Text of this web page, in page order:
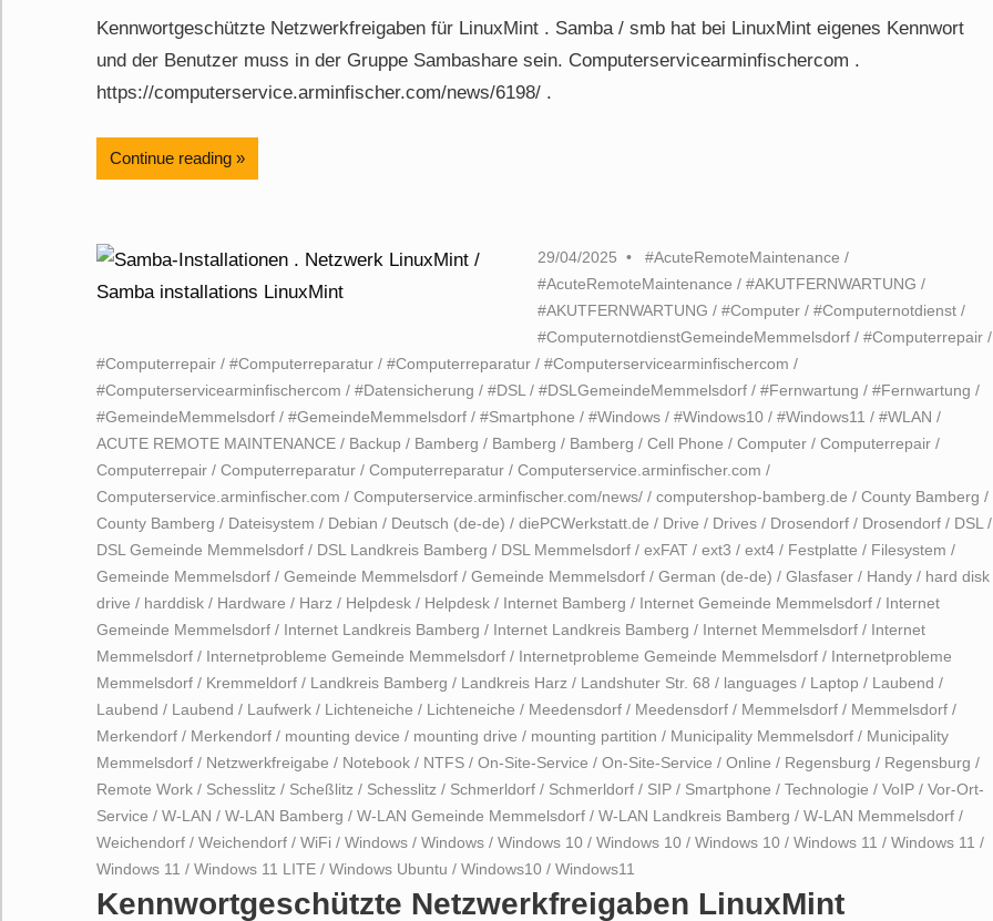
Kennwortgeschützte Netzwerkfreigaben für LinuxMint . Samba / smb hat bei LinuxMint eigenes Kennwort
und der Benutzer muss in der Gruppe Sambashare sein. Computerservicearminfischercom .
https://computerservice.arminfischer.com/news/6198/ .
Continue reading
29/04/2025 #AcuteRemoteMaintenance /
#AcuteRemoteMaintenance /#AKUTFERNWARTUNG /
#AKUTFERNWARTUNG /#Computer /#Computernotdienst /
#ComputernotdienstGemeindeMemmelsdorf /#Computerrepair /
#Computerrepair / #Computerreparatur / #Computerreparatur / #Computerservicearminfischercom /
#Computerservicearminfischercom / #Datensicherung / #DSL / #DSLGemeindeMemmelsdorf / #Fernwartung / #Fernwartung /
#GemeindeMemmelsdorf / #GemeindeMemmelsdorf / #Smartphone / #Windows / #Windows10 / #Windows11 / #WLAN /
ACUTE REMOTE MAINTENANCE / Backup / Bamberg / Bamberg / Bamberg / Cell Phone / Computer / Computerrepair /
Computerrepair / Computerreparatur / Computerreparatur / Computerservice.arminfischer.com /
Computerservice.arminfischer.com / Computerservice.arminfischer.com/news/ / computershop-bamberg.de / County Bamberg /
County Bamberg / Dateisystem / Debian / Deutsch (de-de) / diePCWerkstatt.de / Drive / Drives / Drosendorf / Drosendorf / DSL /
DSL Gemeinde Memmelsdorf / DSL Landkreis Bamberg / DSL Memmelsdorf / exFAT / ext3 / ext4 / Festplatte / Filesystem /
Gemeinde Memmelsdorf / Gemeinde Memmelsdorf / Gemeinde Memmelsdorf / German (de-de) / Glasfaser / Handy / hard disk
drive / harddisk / Hardware / Harz / Helpdesk / Helpdesk / Internet Bamberg / Internet Gemeinde Memmelsdorf / Internet
Gemeinde Memmelsdorf / Internet Landkreis Bamberg / Internet Landkreis Bamberg / Internet Memmelsdorf / Internet
Memmelsdorf / Internetprobleme Gemeinde Memmelsdorf / Internetprobleme Gemeinde Memmelsdorf / Internetprobleme
Memmelsdorf / Kremmeldorf / Landkreis Bamberg / Landkreis Harz / Landshuter Str. 68 / languages / Laptop / Laubend /
Laubend / Laubend / Laufwerk / Lichteneiche / Lichteneiche / Meedensdorf / Meedensdorf / Memmelsdorf / Memmelsdorf /
Merkendorf / Merkendorf / mounting device / mounting drive / mounting partition / Municipality Memmelsdorf / Municipality
Memmelsdorf / Netzwerkfreigabe / Notebook / NTFS / On-Site-Service / On-Site-Service / Online / Regensburg / Regensburg /
Remote Work / Schesslitz / Scheßlitz / Schesslitz / Schmerldorf / Schmerldorf / SIP / Smartphone / Technologie / VoIP / Vor-Ort-
Service / W-LAN / W-LAN Bamberg / W-LAN Gemeinde Memmelsdorf / W-LAN Landkreis Bamberg / W-LAN Memmelsdorf /
Weichendorf / Weichendorf / WiFi / Windows / Windows / Windows 10 / Windows 10 / Windows 10 / Windows 11 / Windows 11 /
Windows 11 / Windows 11 LITE / Windows Ubuntu / Windows10 / Windows11
Kennwortgeschützte Netzwerkfreigaben LinuxMint